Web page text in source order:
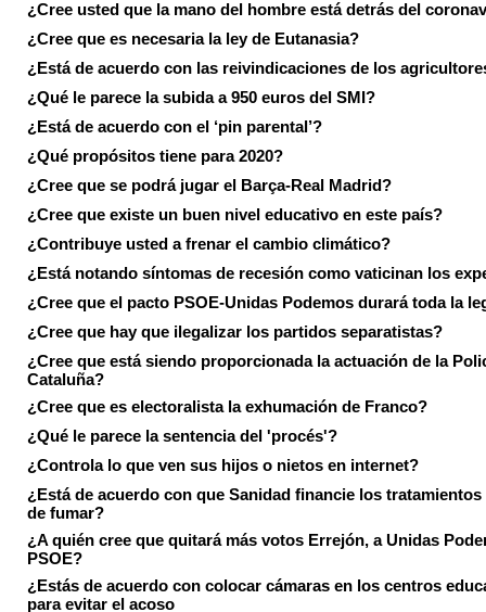
¿Cree usted que la mano del hombre está detrás del
¿Cree que es necesaria la ley de Eutanasia?
¿Está de acuerdo con las reivindicaciones de los
¿Qué le parece la subida a 950 euros del SMI?
¿Está de acuerdo con el ‘pin parental’?
¿Qué propósitos tiene para 2020?
¿Cree que se podrá jugar el Barça-Real Madrid?
¿Cree que existe un buen nivel educativo en este país?
¿Contribuye usted a frenar el cambio climático?
¿Está notando síntomas de recesión como vaticinan los
¿Cree que el pacto PSOE-Unidas Podemos durará toda la
¿Cree que hay que ilegalizar los partidos separatistas?
¿Cree que está siendo proporcionada la actuación de la
Cataluña?
¿Cree que es electoralista la exhumación de Franco?
¿Qué le parece la sentencia del 'procés'?
¿Controla lo que ven sus hijos o nietos en internet?
¿Está de acuerdo con que Sanidad financie los tratamientos
de fumar?
¿A quién cree que quitará más votos Errejón, a Unidas
PSOE?
¿Estás de acuerdo con colocar cámaras en los centros
para evitar el acoso